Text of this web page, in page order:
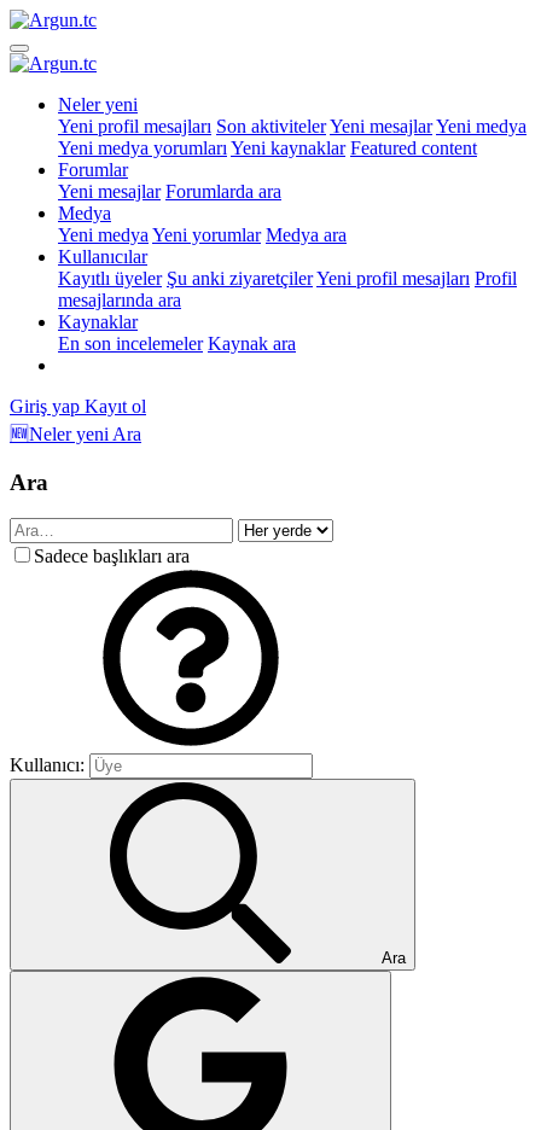
Neler yeni
Yeni profil mesajları Son aktivitelerYeni mesajlarYeni medya
Yeni medya yorumları Yeni kaynaklar Featured content
Forumlar
Yeni mesajlar Forumlarda ara
Medya
Yeni medya Yeni yorumlar Medya ara
Kullanıcılar
Kayıtlı üyeler Şu anki ziyaretçilerYeni profil mesajları Profil
mesajlarında ara
Kaynaklar
En son incelemeler Kaynak ara
Giriş yap Kayıt ol
🆕Neler yeni Ara
Ara
Sadece başlıkları ara
Kullanıcı:
Ara